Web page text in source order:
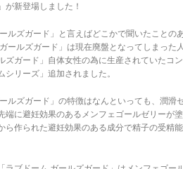
が新登場しました！
ールズガード」と言えばどこかで聞いたこと
ールズガード」は現在廃盤となってしまっ
ズガード」自体女性の為に生産されていたコ
シリーズ」追加されました。
ールズガード」の特徴はなんといっても、潤
端に避妊効果のあるメンフェゴールゼリーが
ら作られた避妊効果のある成分で精子の受精